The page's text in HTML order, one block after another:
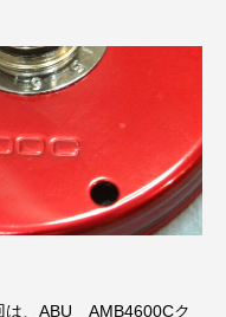
は、ABU AMB4600Cク